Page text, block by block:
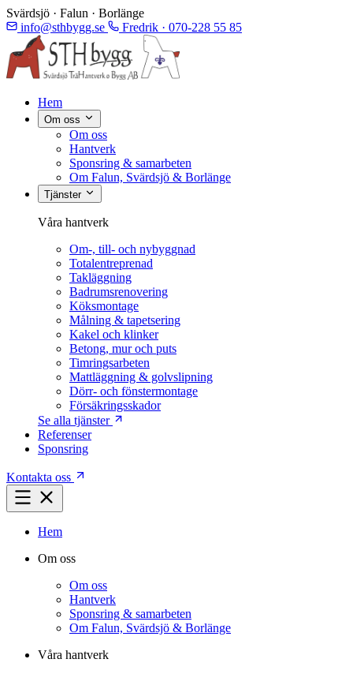
Svärdsjö · Falun · Borlänge
info@sthbygg.se
Fredrik · 070-228 55 85
Hem
Om oss
Om oss
Hantverk
Sponsring & samarbeten
Om Falun, Svärdsjö & Borlänge
Tjänster
Våra hantverk
Om-, till- och nybyggnad
Totalentreprenad
Takläggning
Badrumsrenovering
Köksmontage
Målning & tapetsering
Kakel och klinker
Betong, mur och puts
Timringsarbeten
Mattläggning & golvslipning
Dörr- och fönstermontage
Försäkringsskador
Se alla tjänster
Referenser
Sponsring
Kontakta oss
Hem
Om oss
Om oss
Hantverk
Sponsring & samarbeten
Om Falun, Svärdsjö & Borlänge
Våra hantverk